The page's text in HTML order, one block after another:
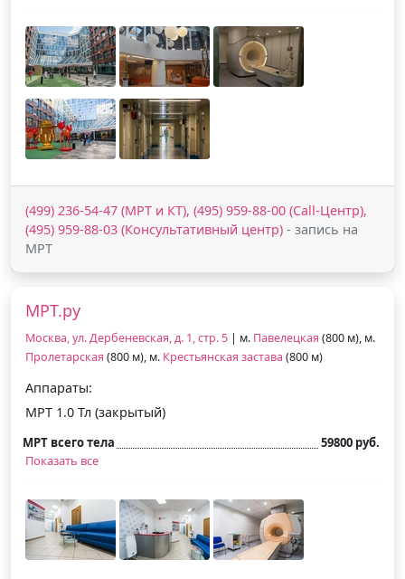
(499) 236-54-47 (МРТ и КТ), (495) 959-88-00 (Call-Центр),
(495) 959-88-03 (Консультативный центр) - запись на
МРТ
МРТ.ру
Москва, ул. Дербеневская, д. 1, стр. 5 | м. Павелецкая (800 м), м.
Пролетарская (800 м), м. Крестьянская застава (800 м)
Аппараты:
МРТ 1.0 Тл (закрытый)
МРТ всего тела
59800 руб.
Показать все